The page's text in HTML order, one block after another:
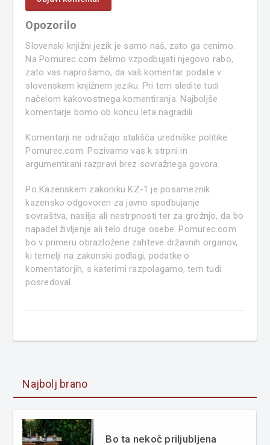
Opozorilo
Slovenski knjižni jezik je samo naš, zato ga cenimo.
Na Pomurec.com želimo vzpodbujati njegovo rabo,
zato vas naprošamo, da vaš komentar podate v
slovenskem knjižnem jeziku. Pri tem sledite tudi
načelom kakovostnega komentiranja. Najboljše
komentarje bomo ob koncu leta nagradili.
Komentarji ne odražajo stališča uredniške politike
Pomurec.com. Pozivamo vas k strpni in
argumentirani razpravi brez sovražnega govora.
Po Kazenskem zakoniku KZ-1 je posameznik
kazensko odgovoren za javno spodbujanje
sovraštva, nasilja ali nestrpnosti ter za grožnjo, da bo
napadel življenje ali telo druge osebe. Pomurec.com
bo v primeru obrazložene zahteve državnih organov,
ki temelji na zakonski podlagi, podatke o
komentatorjih, s katerimi razpolagamo, tem tudi
posredoval.
Najbolj brano
Bo ta nekoč priljubljena